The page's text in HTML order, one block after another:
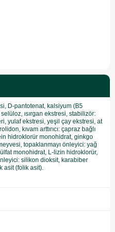
D-pantotenat, kalsiyum (B5
ısırgan ekstresi, stabilizör:
yulaf ekstresi, yeşil çay ekstresi, at
kıvam arttırıcı: çapraz bağlı
hidroklorür monohidrat, ginkgo
topaklanmayı önleyici: yağ
monohidrat, L-lizin hidroklorür,
silikon dioksit, karabiber
asit (folik asit).